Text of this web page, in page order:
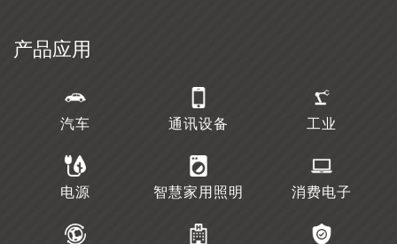
产品应用
汽车 通讯设备 工业
电源 智慧家用照明 消费电子